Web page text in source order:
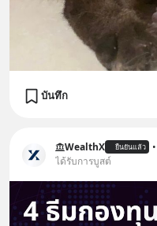
บันทึก
WealthX ยืนยันแล้ว •
ได้รับการบูสต์